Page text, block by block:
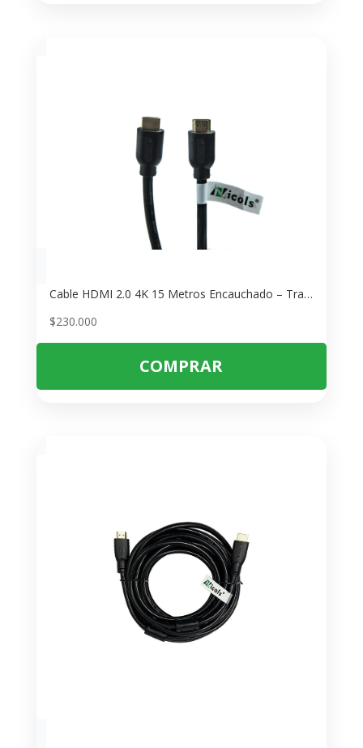
Cable HDMI 2.0 4K 15 Metros Encauchado – Transmisión Ultra HD Estable
$230.000
COMPRAR